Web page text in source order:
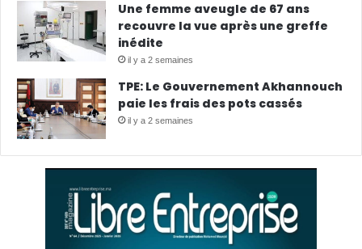
Une femme aveugle de 67 ans
recouvre la vue après une greffe
inédite
il y a 2 semaines
TPE: Le Gouvernement Akhannouch
paie les frais des pots cassés
il y a 2 semaines